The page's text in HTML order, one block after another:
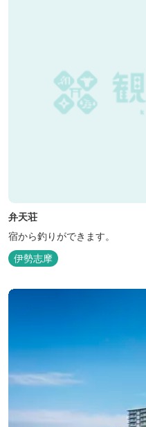
弁天荘
宿から釣りができます。
伊勢志摩